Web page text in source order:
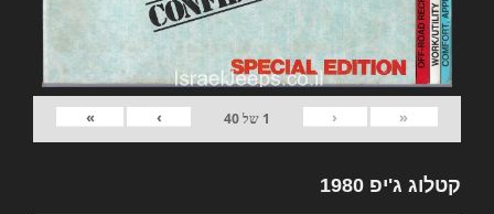
«
‹
1 של40
›
»
קטלוג ג'יפ 1980